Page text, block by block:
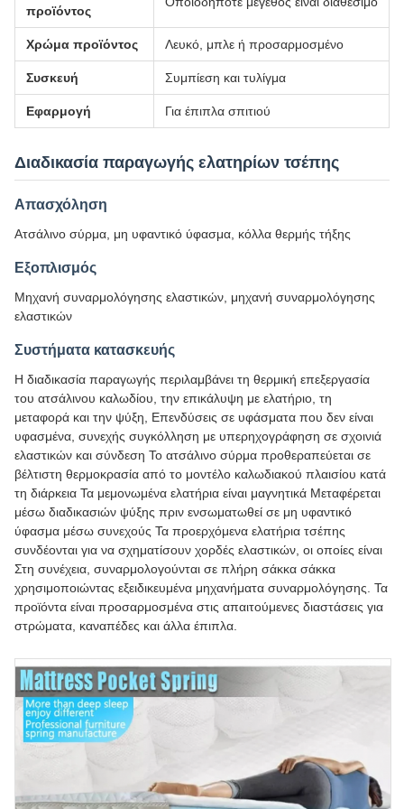
προϊόντος
Χρώμα προϊόντος Λευκό, μπλε ή προσαρμοσμένο
Συσκευή Συμπίεση και τυλίγμα
Εφαρμογή Για έπιπλα σπιτιού
Διαδικασία παραγωγής ελατηρίων τσέπης
Απασχόληση
Ατσάλινο σύρμα, μη υφαντικό ύφασμα, κόλλα θερμής τήξης
Εξοπλισμός
Μηχανή συναρμολόγησης ελαστικών, μηχανή συναρμολόγησης
ελαστικών
Συστήματα κατασκευής
Η διαδικασία παραγωγής περιλαμβάνει τη θερμική επεξεργασία
του ατσάλινου καλωδίου, την επικάλυψη με ελατήριο, τη
μεταφορά και την ψύξη, Επενδύσεις σε υφάσματα που δεν είναι
υφασμένα, συνεχής συγκόλληση με υπερηχογράφηση σε σχοινιά
ελαστικών και σύνδεση Το ατσάλινο σύρμα προθεραπεύεται σε
βέλτιστη θερμοκρασία από το μοντέλο καλωδιακού πλαισίου κατά
τη διάρκεια Τα μεμονωμένα ελατήρια είναι μαγνητικά Μεταφέρεται
μέσω διαδικασιών ψύξης πριν ενσωματωθεί σε μη υφαντικό
ύφασμα μέσω συνεχούς Τα προερχόμενα ελατήρια τσέπης
συνδέονται για να σχηματίσουν χορδές ελαστικών, οι οποίες είναι
Στη συνέχεια, συναρμολογούνται σε πλήρη σάκκα σάκκα
χρησιμοποιώντας εξειδικευμένα μηχανήματα συναρμολόγησης. Τα
προϊόντα είναι προσαρμοσμένα στις απαιτούμενες διαστάσεις για
στρώματα, καναπέδες και άλλα έπιπλα.